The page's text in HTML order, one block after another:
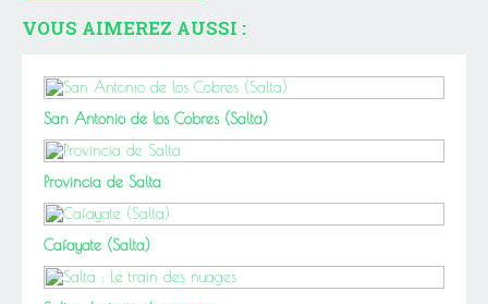
VOUS AIMEREZ AUSSI :
San Antonio de los Cobres (Salta)
Provincia de Salta
Cafayate (Salta)